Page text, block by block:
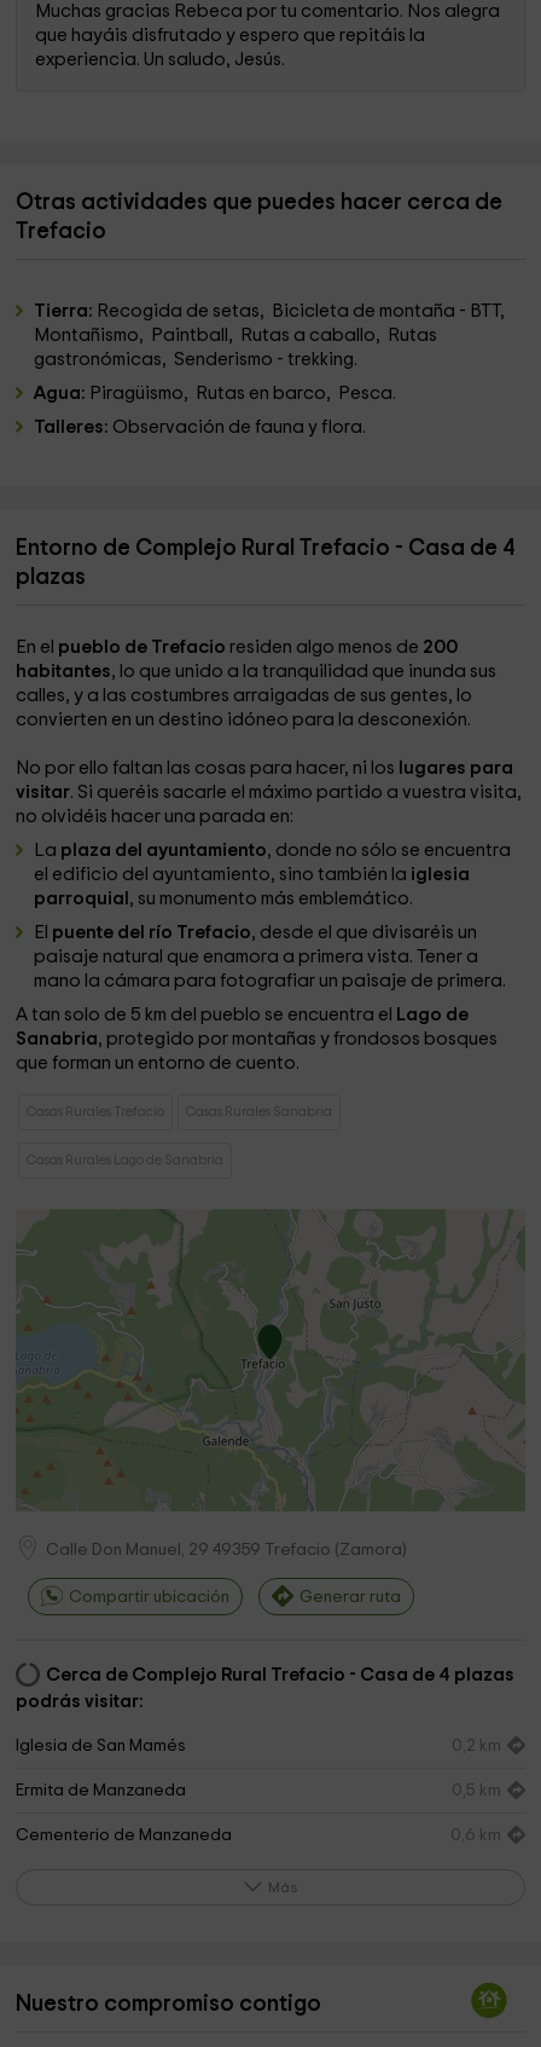
Muchas gracias Rebeca por tu comentario. Nos alegra
que hayáis disfrutado y espero que repitáis la
experiencia. Un saludo, Jesús.
Otras actividades que puedes hacer cerca de
Trefacio
Tierra: Recogida de setas, Bicicleta de montaña - BTT,
Montañismo, Paintball, Rutas a caballo, Rutas
gastronómicas, Senderismo - trekking.
Agua: Piragüismo, Rutas en barco, Pesca.
Talleres: Observación de fauna y flora.
Entorno de Complejo Rural Trefacio - Casa de 4
plazas
En el pueblo de Trefacio residen algo menos de 200
habitantes, lo que unido a la tranquilidad que inunda sus
calles, y a las costumbres arraigadas de sus gentes, lo
convierten en un destino idóneo para la desconexión.
No por ello faltan las cosas para hacer, ni los lugares para
visitar. Si queréis sacarle el máximo partido a vuestra visita,
no olvidéis hacer una parada en:
La plaza del ayuntamiento, donde no sólo se encuentra
el edificio del ayuntamiento, sino también la iglesia
parroquial , su monumento más emblemático.
El puente del río Trefacio, desde el que divisaréis un
paisaje natural que enamora a primera vista. Tener a
mano la cámara para fotografiar un paisaje de primera.
A tan solo de 5 km del pueblo se encuentra el
Lago de
Sanabria, protegido por montañas y frondosos bosques
que forman un entorno de cuento.
Casas Rurales Trefacio Casas Rurales Sanabria
Casas Rurales Lago de Sanabria
Calle Don Manuel, 29 49359 Trefacio (Zamora)
Compartir ubicación Generar ruta
Cerca de Complejo Rural Trefacio - Casa de 4 plazas
podrás visitar:
Iglesia de San Mamés 0,2 km
Ermita de Manzaneda 0,5 km
Cementerio de Manzaneda 0,6 km
Ermita San Antonio 2,5 km
Más
Nuestro compromiso contigo